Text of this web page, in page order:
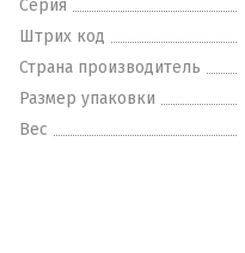
Серия
Штрих код
Страна производитель
Размер упаковки
Вес